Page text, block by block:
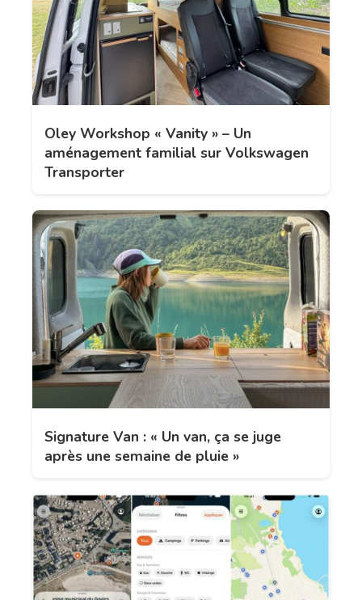
Oley Workshop « Vanity » – Un
aménagement familial sur Volkswagen
Transporter
Signature Van : « Un van, ça se juge
après une semaine de pluie »